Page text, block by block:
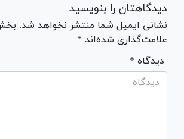
دیدگاهتان را بنویسید
نشانی ایمیل شما منتشر نخواهد شد.
علامت‌گذاری شده‌اند *
* دیدگاه